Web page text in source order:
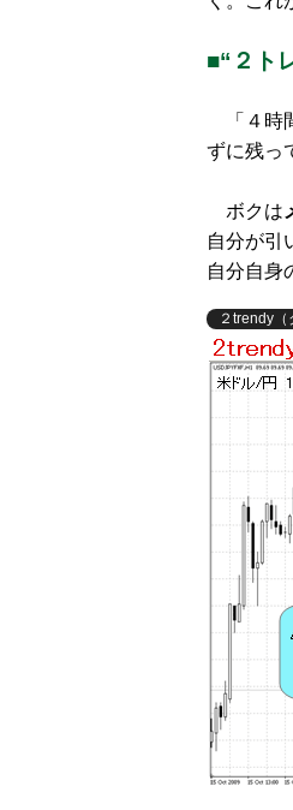
■“２ト
「４時
ずに残っ
ボクは
自分が引
自分自身
２trendy（